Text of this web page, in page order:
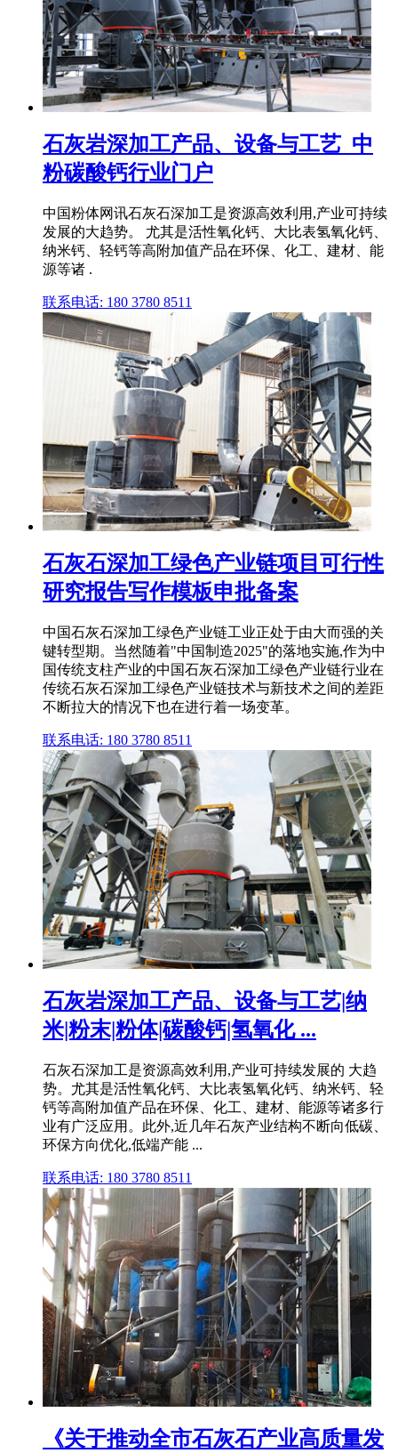
石灰岩深加工产品、设备与工艺_中
粉碳酸钙行业门户
中国粉体网讯石灰石深加工是资源高效利用,产业可持续
发展的大趋势。 尤其是活性氧化钙、大比表氢氧化钙、
纳米钙、轻钙等高附加值产品在环保、化工、建材、能
源等诸 .
联系电话: 180 3780 8511
石灰石深加工绿色产业链项目可行性
研究报告写作模板申批备案
中国石灰石深加工绿色产业链工业正处于由大而强的关
键转型期。当然随着"中国制造2025"的落地实施,作为中
国传统支柱产业的中国石灰石深加工绿色产业链行业在
传统石灰石深加工绿色产业链技术与新技术之间的差距
不断拉大的情况下也在进行着一场变革。
联系电话: 180 3780 8511
石灰岩深加工产品、设备与工艺|纳
米|粉末|粉体|碳酸钙|氢氧化 ...
石灰石深加工是资源高效利用,产业可持续发展的 大趋
势。尤其是活性氧化钙、大比表氢氧化钙、纳米钙、轻
钙等高附加值产品在环保、化工、建材、能源等诸多行
业有广泛应用。此外,近几年石灰产业结构不断向低碳、
环保方向优化,低端产能 ...
联系电话: 180 3780 8511
《关于推动全市石灰石产业高质量发